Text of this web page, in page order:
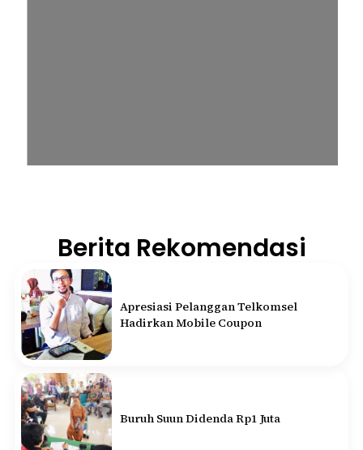
Berita Rekomendasi
Apresiasi Pelanggan Telkomsel
Hadirkan Mobile Coupon
Buruh Suun Didenda Rp1 Juta